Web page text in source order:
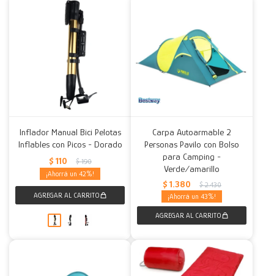
Inflador Manual Bici Pelotas
Inflables con Picos - Dorado
$ 110 $ 190
42
Carpa Autoarmable 2
Personas Pavilo con Bolso
para Camping -
Verde/amarillo
$ 1.380 $ 2.430
43